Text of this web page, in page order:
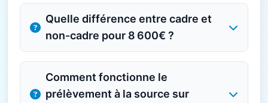
Quelle différence entre cadre et
non-cadre pour 8 600€ ?
Comment fonctionne le
prélèvement à la source sur